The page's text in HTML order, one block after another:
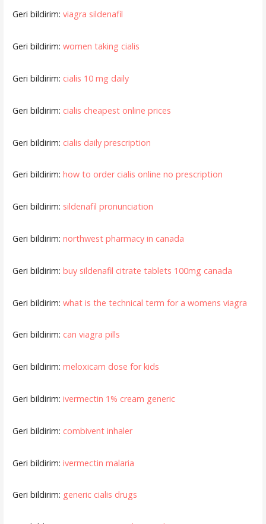
Geri bildirim: viagra sildenafil
Geri bildirim: women taking cialis
Geri bildirim: cialis 10 mg daily
Geri bildirim: cialis cheapest online prices
Geri bildirim: cialis daily prescription
Geri bildirim: how to order cialis online no prescription
Geri bildirim: sildenafil pronunciation
Geri bildirim: northwest pharmacy in canada
Geri bildirim: buy sildenafil citrate tablets 100mg canada
Geri bildirim: what is the technical term for a womens viagra
Geri bildirim: can viagra pills
Geri bildirim: meloxicam dose for kids
Geri bildirim: ivermectin 1% cream generic
Geri bildirim: combivent inhaler
Geri bildirim: ivermectin malaria
Geri bildirim: generic cialis drugs